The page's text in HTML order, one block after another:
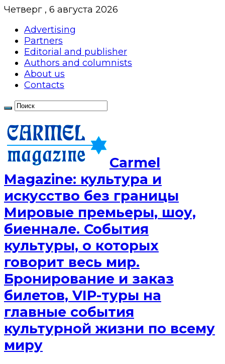
Четверг , 6 августа 2026
Advertising
Partners
Editorial and publisher
Authors and columnists
About us
Contacts
Сarmel
Magazine: культура и
искусство без границы
Мировые премьеры, шоу,
биеннале. События
культуры, о которых
говорит весь мир.
Бронирование и заказ
билетов, VIP-туры на
главные события
культурной жизни по всему
миру